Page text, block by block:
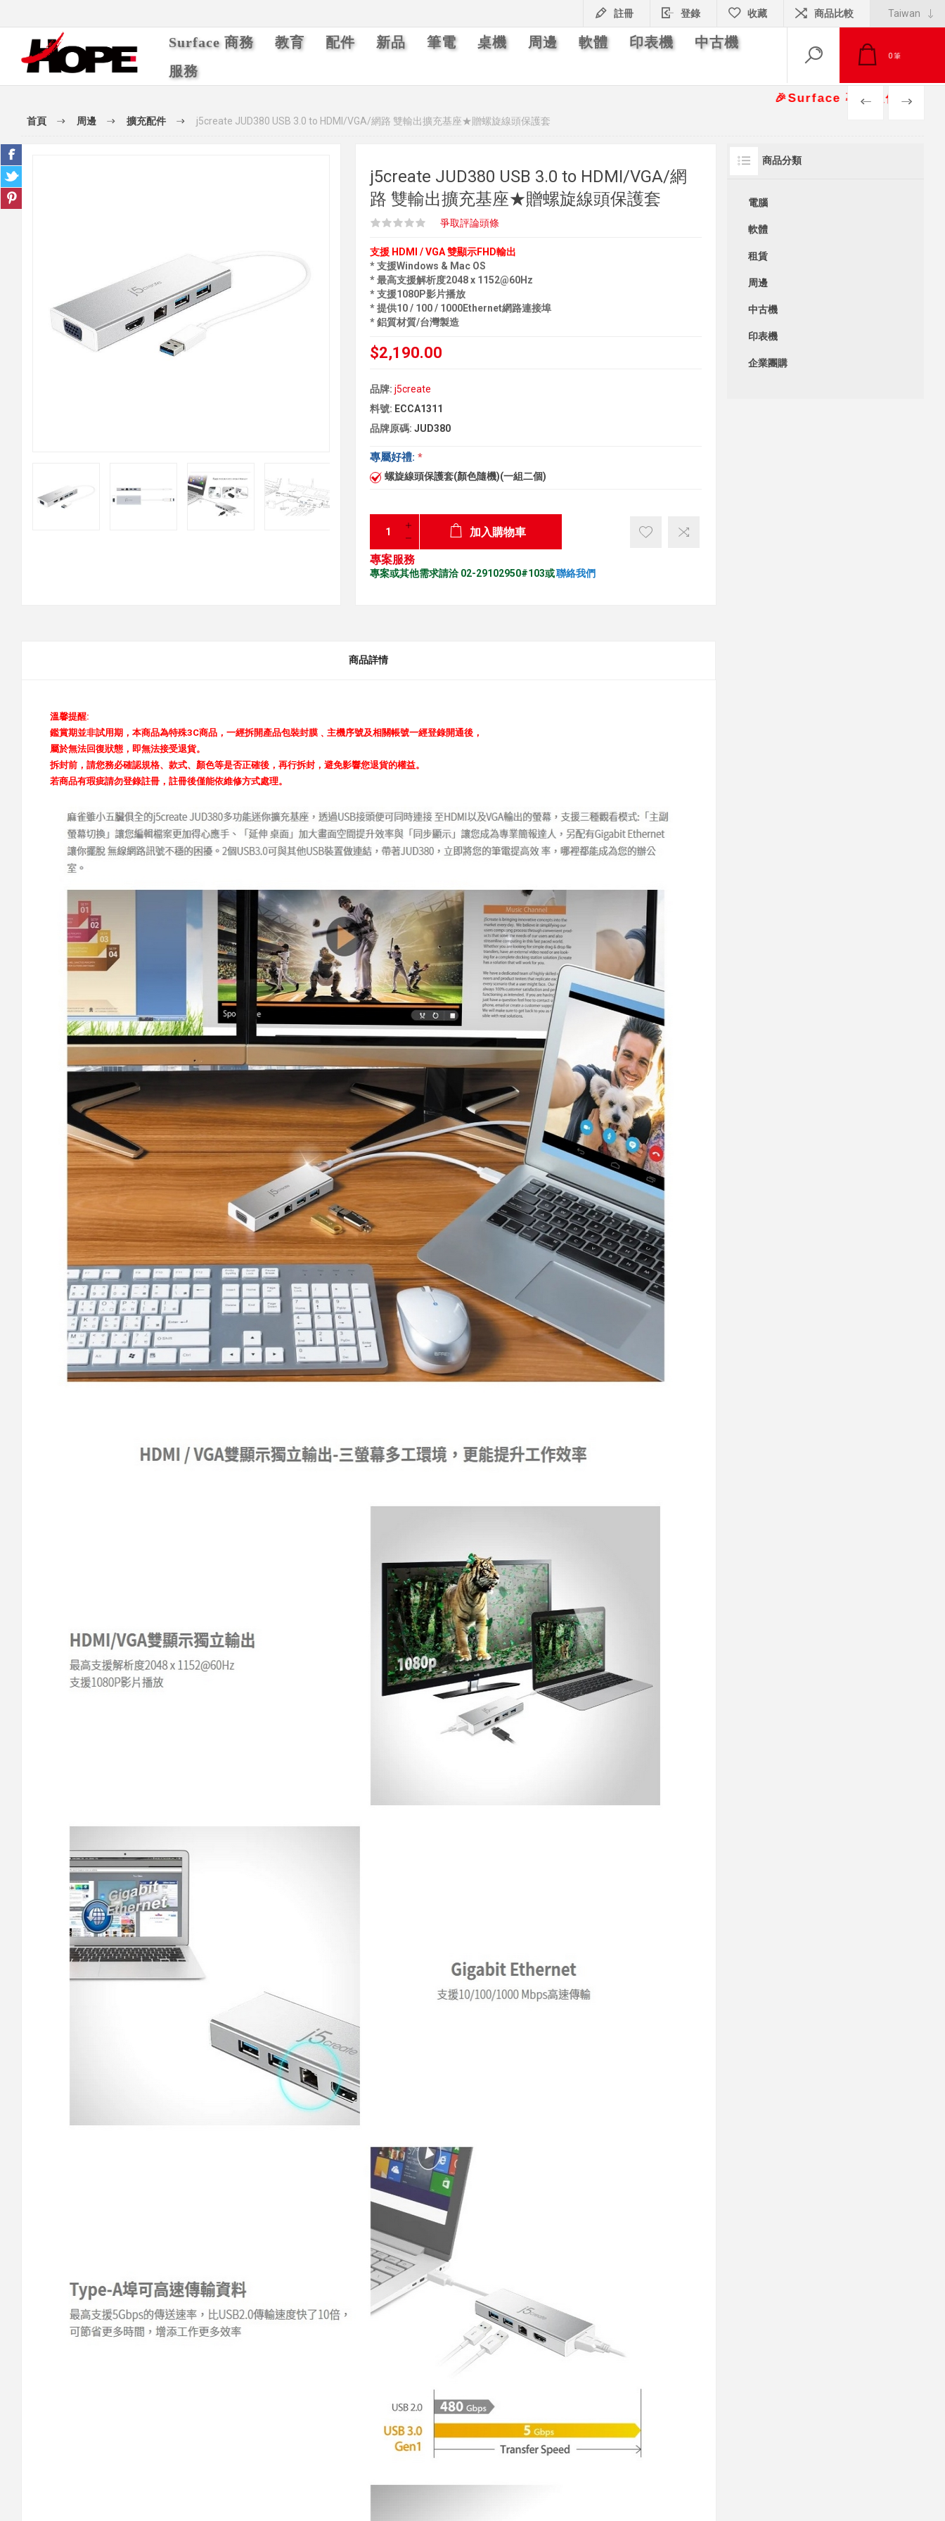
註冊 登錄 收藏 商品比較
Surface 商務 教育 配件 新品 筆電 桌機 周邊 軟體 印表機
中古機
服務
0筆
🎉Surface 專案報價另有優惠折
首頁 周邊 擴充配件 j5create JUD380 USB 3.0 to HDMI/VGA/網路 雙輸出擴充基座★贈螺旋線頭保護套
PREV NEXT
j5create JUD380 USB 3.0 to HDMI/VGA/網
路 雙輸出擴充基座★贈螺旋線頭保護套
爭取評論頭條
支援 HDMI / VGA 雙顯示FHD輸出
* 支援Windows & Mac OS
* 最高支援解析度2048 x 1152@60Hz
* 支援1080P影片播放
* 提供10 / 100 / 1000Ethernet網路連接埠
* 鋁質材質/台灣製造
$2,190.00
品牌: j5create
料號: ECCA1311
品牌原碼: JUD380
專屬好禮: *
螺旋線頭保護套(顏色隨機)(一組二個)
加入購物車
專案服務
專案或其他需求請洽 02-29102950#103或聯絡我們
商品詳情
溫馨提醒:
鑑賞期並非試用期，本商品為特殊3C商品，一經拆開產品包裝封膜﹑主機序號及相關帳號一經登錄開通後，
屬於無法回復狀態，即無法接受退貨。
拆封前，請您務必確認規格、款式、顏色等是否正確後，再行拆封，避免影響您退貨的權益。
若商品有瑕疵請勿登錄註冊，註冊後僅能依維修方式處理。
商品分類
電腦
軟體
租賃
周邊
中古機
印表機
企業團購